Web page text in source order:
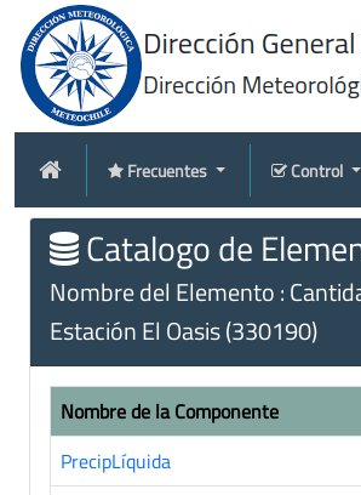
Frecuentes Control
Catalogo de
Nombre del Elemento :
Estación El Oasis (330190)
Nombre de la Componente
PrecipLíquida